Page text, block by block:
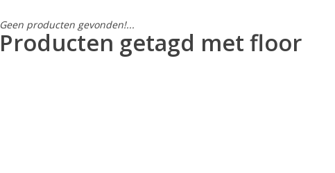
Geen producten gevonden!...
Producten getagd met floor